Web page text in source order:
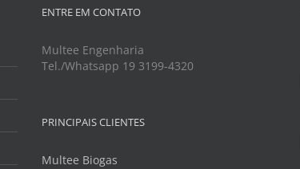
ENTRE EM CONTATO
Multee Engenharia
Tel./Whatsapp 19 3199-4320
PRINCIPAIS CLIENTES
Multee Biogas